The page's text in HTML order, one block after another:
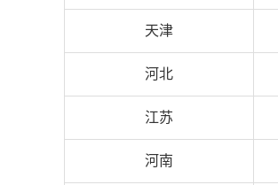
天津
河北
江苏
河南